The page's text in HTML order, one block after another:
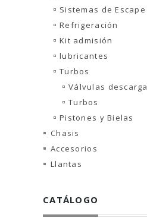
Sistemas de Escape
Refrigeración
Kit admisión
lubricantes
Turbos
Válvulas descarga
Turbos
Pistones y Bielas
Chasis
Accesorios
Llantas
CATÁLOGO